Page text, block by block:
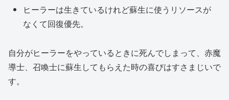
ヒーラーは生きているけれど蘇生に使うリソースが
なくて回復優先。
自分がヒーラーをやっているときに死んでしまって、赤魔
導士、召喚士に蘇生してもらえた時の喜びはすさまじいで
す。